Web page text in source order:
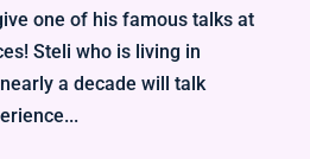
one of his famous talks at
Steli who is living in
a decade will talk